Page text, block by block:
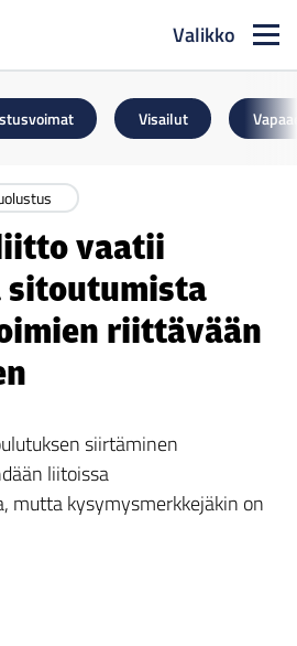
Valikko
Visailut
vaatii
riittävään
siirtäminen
liitoissa
mutta kysymysmerkkejäkin on